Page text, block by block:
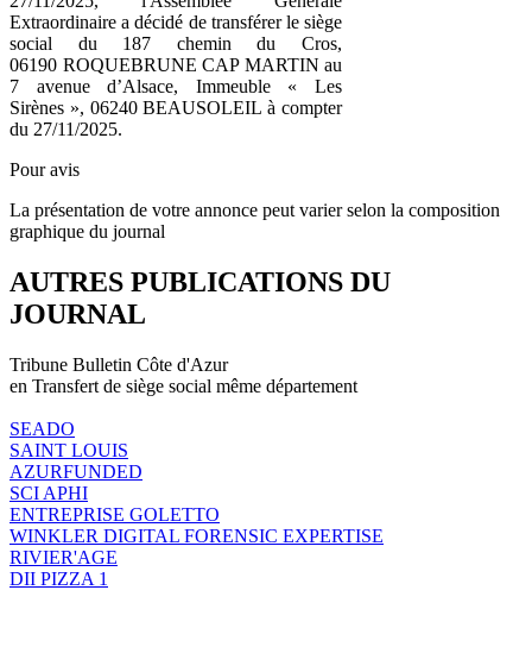
Extraordinaire a décidé de transférer le siège
social du 187 chemin du Cros,
06190 ROQUEBRUNE CAP MARTIN au
7 avenue d’Alsace, Immeuble « Les
Sirènes », 06240 BEAUSOLEIL à compter
du 27/11/2025.
Pour avis
La présentation de votre annonce peut varier selon la composition
graphique du journal
AUTRES PUBLICATIONS DU
JOURNAL
Tribune Bulletin Côte d'Azur
en Transfert de siège social même département
SEADO
SAINT LOUIS
AZURFUNDED
SCI APHI
ENTREPRISE GOLETTO
WINKLER DIGITAL FORENSIC EXPERTISE
RIVIER'AGE
DII PIZZA 1